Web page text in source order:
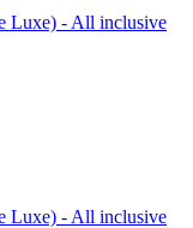
Luxe) - All inclusive
Luxe) - All inclusive